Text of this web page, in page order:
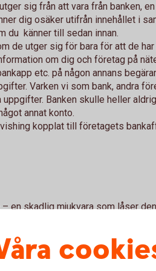
sig från att vara från banken,
dig osäker utifrån innehållet i
du känner till sedan innan.
de utger sig för bara för att de
om dig och företag på
etc. på någon annans
Varken vi som bank, andra
Banken skulle heller
annat konto.
kopplat till företagets
en skadlig mjukvara som låser den
skickas i ett mejl som ofta ser ut
eller något annat känt
i en bilaga eller länk. När
betalning för att få tillgång till sin